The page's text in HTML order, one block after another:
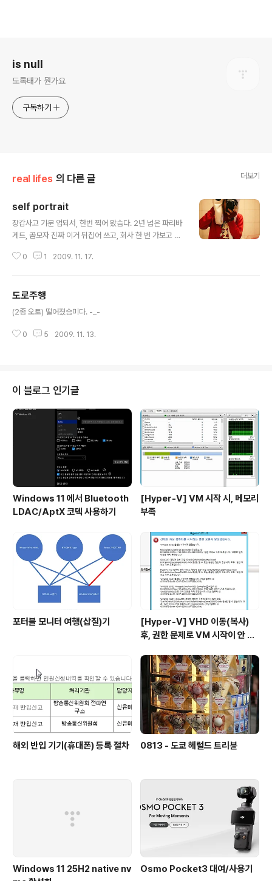
is null
도록태가 뭔가요
구독하기
real lifes 의 다른 글 더보기
self portrait
장갑사고 기분 업되서, 한번 찍어 봤슴다. 2년 넘은 파리바
게트, 곰모자 진짜 이거 뒤집어 쓰고, 회사 한 번 가보고 싶
0 1 2009. 11. 17.
도로주행
(2종 오토) 떨어졌슴미다. -_-
0 5 2009. 11. 13.
이 블로그 인기글
Windows 11 에서 Bluetooth
LDAC/AptX 코덱 사용하기
[Hyper-V] VM 시작 시, 메모리
부족
포터블 모니터 여행(삽질)기
[Hyper-V] VHD 이동(복사)
후, 권한 문제로 VM 시작이 안 될
해외 반입 기기(휴대폰) 등록 절차 0813 - 도쿄 헤럴드 트리뷴
Windows 11 25H2 native nv
Osmo Pocket3 대여/사용기